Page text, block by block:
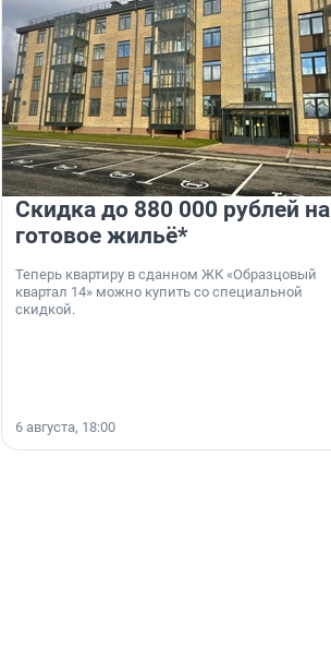
Скидка до 880 000 рублей на
готовое жильё*
Теперь квартиру в сданном ЖК «Образцовый
квартал 14» можно купить со специальной
скидкой.
6 августа, 18:00